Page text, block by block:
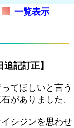
一覧表示
記訂正】
てほしいと言う
がありました。
シジンを思わせ